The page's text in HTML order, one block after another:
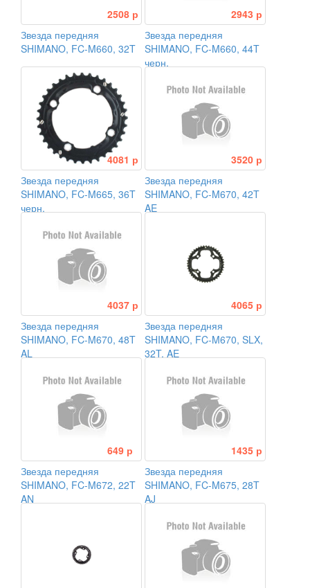
2508 р
Звезда передняя
SHIMANO, FC-M660, 32T
2943 р
Звезда передняя
SHIMANO, FC-M660, 44T
черн.
4081 р
Звезда передняя
SHIMANO, FC-M665, 36T
черн.
3520 р
Звезда передняя
SHIMANO, FC-M670, 42T
AE
4037 р
Звезда передняя
SHIMANO, FC-M670, 48T
AL
4065 р
Звезда передняя
SHIMANO, FC-M670, SLX,
32T, AE
649 р
Звезда передняя
SHIMANO, FC-M672, 22T
AN
1435 р
Звезда передняя
SHIMANO, FC-M675, 28T
AJ